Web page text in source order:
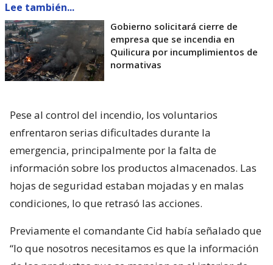
Lee también...
Gobierno solicitará cierre de
empresa que se incendia en
Quilicura por incumplimientos de
normativas
Pese al control del incendio, los voluntarios
enfrentaron serias dificultades durante la
emergencia, principalmente por la falta de
información sobre los productos almacenados. Las
hojas de seguridad estaban mojadas y en malas
condiciones, lo que retrasó las acciones.
Previamente el comandante Cid había señalado que
“lo que nosotros necesitamos es que la información